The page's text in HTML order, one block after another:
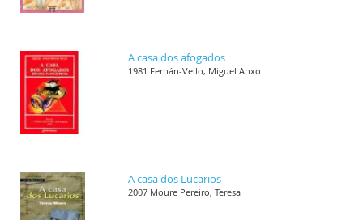
A casa dos afogados
1981 Fernán-Vello, Miguel Anxo
A casa dos Lucarios
2007 Moure Pereiro, Teresa